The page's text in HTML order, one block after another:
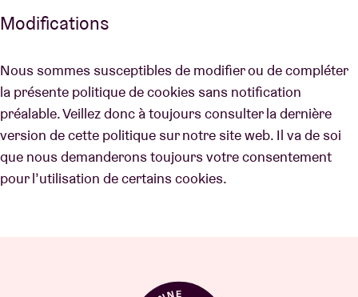
Modifications
Nous sommes susceptibles de modifier ou de compléter
la présente politique de cookies sans notification
préalable. Veillez donc à toujours consulter la dernière
version de cette politique sur notre site web. Il va de soi
que nous demanderons toujours votre consentement
pour l’utilisation de certains cookies.